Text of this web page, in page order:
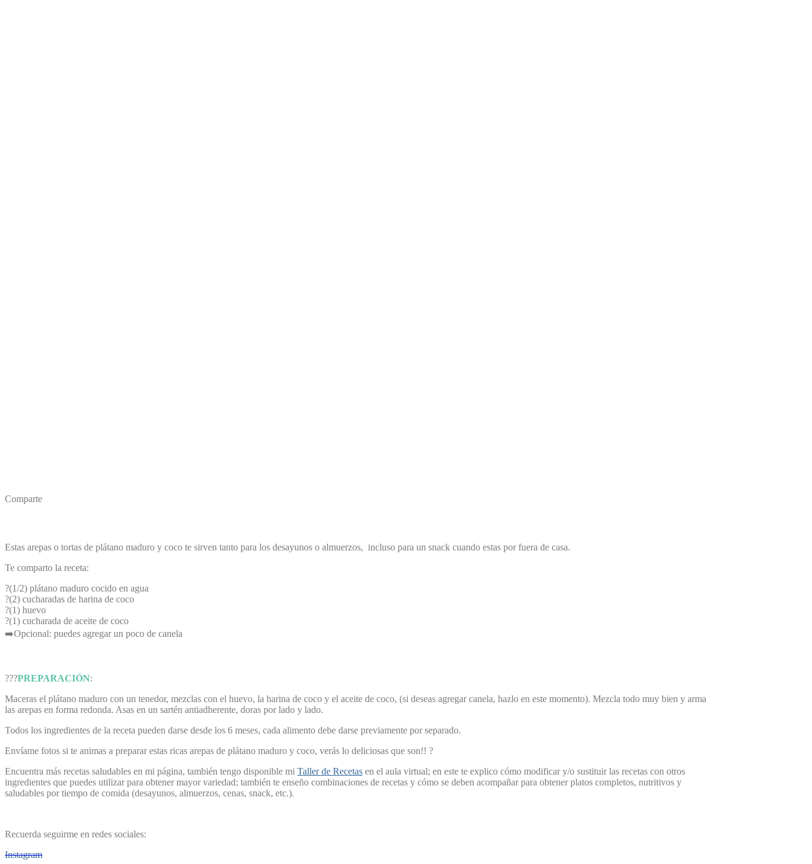
Comparte
Estas arepas o tortas de plátano maduro y coco te sirven tanto para los desayunos o almuerzos, incluso para un snack cuando estas por fuera de casa.
Te comparto la receta:
?(1/2) plátano maduro cocido en agua
?(2) cucharadas de harina de coco
?(1) huevo
?(1) cucharada de aceite de coco
➡️Opcional: puedes agregar un poco de canela
??‍?PREPARACIÓN:
Maceras el plátano maduro con un tenedor, mezclas con el huevo, la harina de coco y el aceite de coco, (si deseas agregar canela, hazlo en este momento). Mezcla todo muy bien y arma
las arepas en forma redonda. Asas en un sartén antiadherente, doras por lado y lado.
Todos los ingredientes de la receta pueden darse desde los 6 meses, cada alimento debe darse previamente por separado.
Envíame fotos si te animas a preparar estas ricas arepas de plátano maduro y coco, verás lo deliciosas que son!! ?
Encuentra más recetas saludables en mi página, también tengo disponible mi Taller de Recetas en el aula virtual; en este te explico cómo modificar y/o sustituir las recetas con otros
ingredientes que puedes utilizar para obtener mayor variedad; también te enseño combinaciones de recetas y cómo se deben acompañar para obtener platos completos, nutritivos y
saludables por tiempo de comida (desayunos, almuerzos, cenas, snack, etc.).
Recuerda seguirme en redes sociales:
Instagram